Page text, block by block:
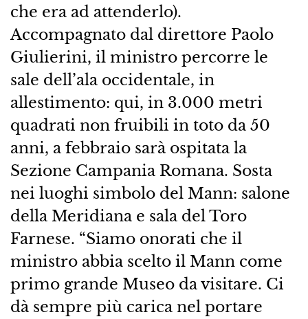
che era ad attenderlo).
Accompagnato dal direttore Paolo
Giulierini, il ministro percorre le
sale dell’ala occidentale, in
allestimento: qui, in 3.000 metri
quadrati non fruibili in toto da 50
anni, a febbraio sarà ospitata la
Sezione Campania Romana. Sosta
nei luoghi simbolo del Mann: salone
della Meridiana e sala del Toro
Farnese. “Siamo onorati che il
ministro abbia scelto il Mann come
primo grande Museo da visitare. Ci
dà sempre più carica nel portare